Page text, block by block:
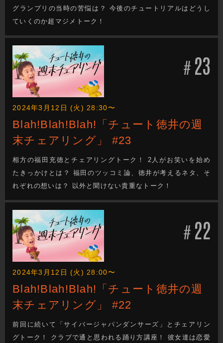
グランプリの当時の苦悩は？ 今後のチュートリアルはどうし
ていくのか超マジメトーク！
# 23
2024年3月12日 (火) 28:30〜
Blah!Blah!Blah!「チュート徳井の週
末チェアリング」 #23
相方の福田充徳とチェアリングトーク！ 2人がお笑いを始め
たきっかけとは？ 福田のツッコミ論、徳井が考えるネタ、そ
れぞれの想いは？ 以外と聞けない貴重なトーク！
# 22
2024年3月12日 (火) 28:00〜
Blah!Blah!Blah!「チュート徳井の週
末チェアリング」 #22
前回に続いて「サイバージャパンダンサーズ」とチェアリン
グトーク！ クラブで通と思われる踊り方講座！ 彼女達は恋愛